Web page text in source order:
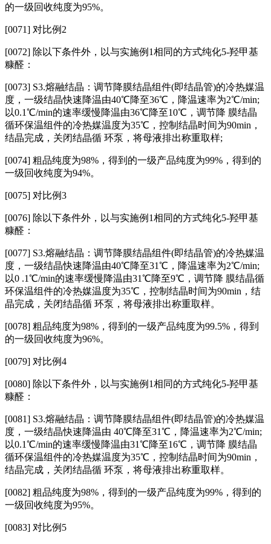
的一级回收纯度为95%。
[0071] 对比例2
[0072] 除以下条件外，以与实施例1相同的方式纯化5‑羟甲基
糠醛：
[0073] S3.熔融结晶：调节降膜结晶组件(即结晶管)的冷热媒温
度，一级结晶快速降温由40℃降至36℃，降温速率为2℃/min;
以0.1℃/min的速率缓慢降温由36℃降至10℃，调节降 膜结晶
循环保温组件的冷热媒温度为35℃，控制结晶时间为90min，
结晶完成，关闭结晶循 环泵，将母液排出称重取样;
[0074] 粗品纯度为98%，得到的一级产品纯度为99%，得到的
一级回收纯度为94%。
[0075] 对比例3
[0076] 除以下条件外，以与实施例1相同的方式纯化5‑羟甲基
糠醛：
[0077] S3.熔融结晶：调节降膜结晶组件(即结晶管)的冷热媒温
度，一级结晶快速降温由40℃降至31℃，降温速率为2℃/min;
以0 .1℃/min的速率缓慢降温由31℃降至9℃，调节降 膜结晶循
环保温组件的冷热媒温度为35℃，控制结晶时间为90min，结
晶完成，关闭结晶循 环泵，将母液排出称重取样。
[0078] 粗品纯度为98%，得到的一级产品纯度为99.5%，得到
的一级回收纯度为96%。
[0079] 对比例4
[0080] 除以下条件外，以与实施例1相同的方式纯化5‑羟甲基
糠醛：
[0081] S3.熔融结晶：调节降膜结晶组件(即结晶管)的冷热媒温
度，一级结晶快速降温由 40℃降至31℃，降温速率为2℃/min;
以0.1℃/min的速率缓慢降温由31℃降至16℃，调节降 膜结晶
循环保温组件的冷热媒温度为35℃，控制结晶时间为90min，
结晶完成，关闭结晶循 环泵，将母液排出称重取样。
[0082] 粗品纯度为98%，得到的一级产品纯度为99%，得到的
一级回收纯度为95%。
[0083] 对比例5